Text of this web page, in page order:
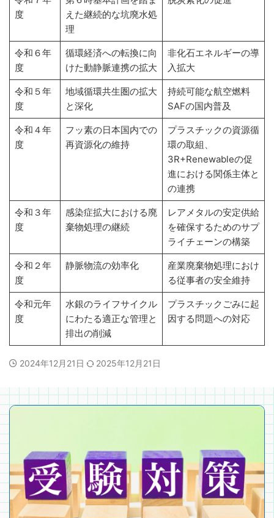
度
えた継続的な坑廃水処
理
令和６年
度
循環経済への転換に向
けた動静脈連携の拡大
非化石エネルギーの導
入拡大
令和５年
度
地域循環共生圏の拡大
と深化
持続可能な航空燃料
SAFの国内普及
令和４年
度
フッ素の日本国内での
再資源化の維持
プラスチックの資源循
環の取組、
3R+Renewableの促
進における関係主体と
の連携
令和３年
度
感染症拡大における廃
棄物処理の継続
レアメタルの安定供給
を確保するためのサプ
ライチェーンの構築
令和２年
度
静脈物流の効率化
産業廃棄物処理におけ
る従事者の安全維持
令和元年
度
水銀のライフサイクル
にわたる適正な管理と
排出の削減
プラスチックごみに起
因する問題への対応
2024年12月21日 2025年12月21日